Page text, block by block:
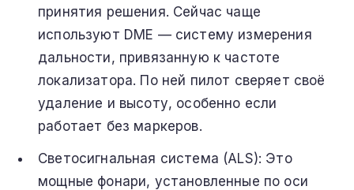
принятия решения. Сейчас чаще
используют DME — систему измерения
дальности, привязанную к частоте
локализатора. По ней пилот сверяет своё
удаление и высоту, особенно если
работает без маркеров.
Светосигнальная система (ALS): Это
мощные фонари, установленные по оси